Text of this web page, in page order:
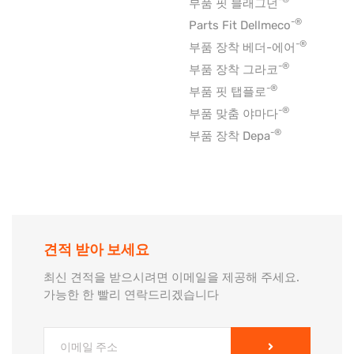
부품 핏 블래그던
Parts Fit Dellmeco-®
부품 장착 베더-에어 -®
부품 장착 그라코-®
부품 핏 탭플로-®
부품 맞춤 야마다-®
부품 장착 Depa-®
견적 받아 보세요
최신 견적을 받으시려면 이메일을 제공해 주세요.
가능한 한 빨리 연락드리겠습니다